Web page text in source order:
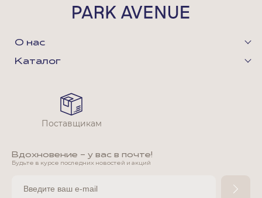
О нас
Каталог
Вдохновение - у вас в почте!
Будьте в курсе последних новостей и акций
Поставщикам